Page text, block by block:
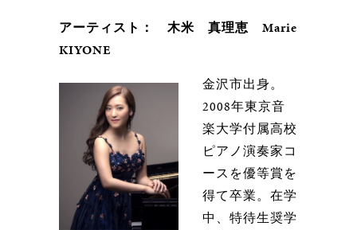
アーティスト： 木米 真理恵 Marie
KIYONE
金沢市出身。
2008年東京音
楽大学付属高校
ピアノ演奏家コ
ースを優等賞を
得て卒業。在学
中、特待生奨学